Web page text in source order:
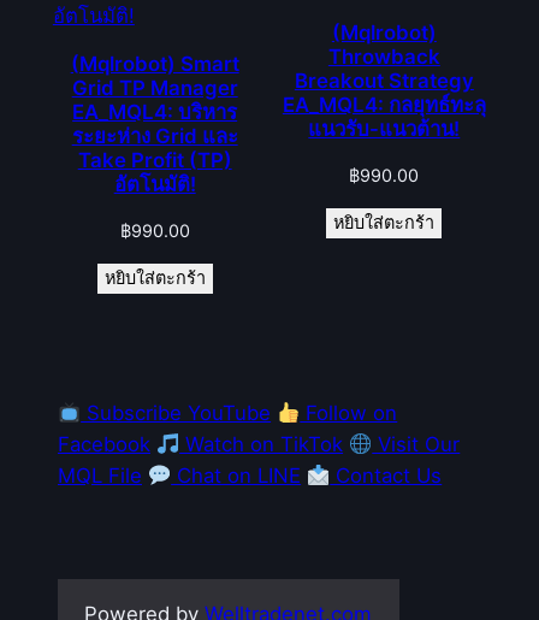
(Mqlrobot) Smart
Grid TP Manager
EA_MQL4: บริหาร
ระยะห่าง Grid และ
Take Profit (TP)
อัตโนมัติ!
฿990.00
หยิบใส่ตะกร้า
(Mqlrobot)
Throwback
Breakout Strategy
EA_MQL4: กลยุทธ์ทะลุ
แนวรับ-แนวต้าน!
฿990.00
หยิบใส่ตะกร้า
Subscribe YouTube
Follow on
Facebook
Watch on TikTok
Visit Our
MQL File
Chat on LINE Contact Us
Powered byWelltradenet.com